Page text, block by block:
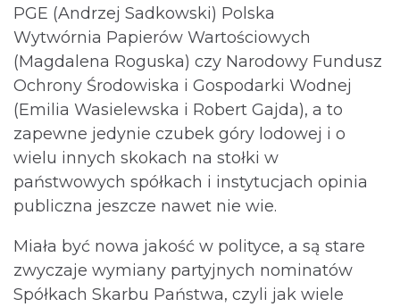
PGE (Andrzej Sadkowski) Polska
Wytwórnia Papierów Wartościowych
(Magdalena Roguska) czy Narodowy Fundusz
Ochrony Środowiska i Gospodarki Wodnej
(Emilia Wasielewska i Robert Gajda), a to
zapewne jedynie czubek góry lodowej i o
wielu innych skokach na stołki w
państwowych spółkach i instytucjach opinia
publiczna jeszcze nawet nie wie.
Miała być nowa jakość w polityce, a są stare
zwyczaje wymiany partyjnych nominatów
Spółkach Skarbu Państwa, czyli jak wiele